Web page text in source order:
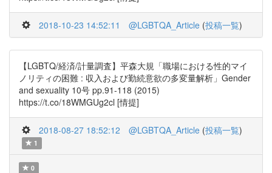
2018-10-23 14:52:11 @LGBTQA_Article (投稿一覧)
【LGBTQ/経済/計量調査】平森大規「職場における性的マイ
ノリティの困難 : 収入および勤続意欲の多変量解析」Gender
and sexuality 10号 pp.91-118 (2015)
https://t.co/18WMGUg2cl [情提]
2018-08-27 18:52:12 @LGBTQA_Article (投稿一覧)
1
0